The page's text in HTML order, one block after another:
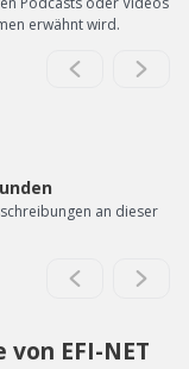
erwähnt wird.
an dieser
EFI-NET